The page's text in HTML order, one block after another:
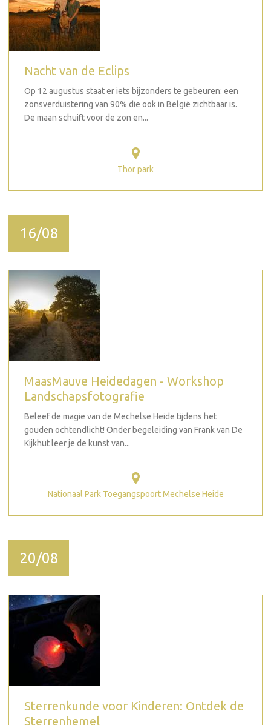
Nacht van de Eclips
Op 12 augustus staat er iets bijzonders te gebeuren: een
zonsverduistering van 90% die ook in België zichtbaar is.
De maan schuift voor de zon en...
Thor park
16/08
MaasMauve Heidedagen - Workshop
Landschapsfotografie
Beleef de magie van de Mechelse Heide tijdens het
gouden ochtendlicht! Onder begeleiding van Frank van De
Kijkhut leer je de kunst van...
Nationaal Park Toegangspoort Mechelse Heide
20/08
Sterrenkunde voor Kinderen: Ontdek de
Sterrenhemel